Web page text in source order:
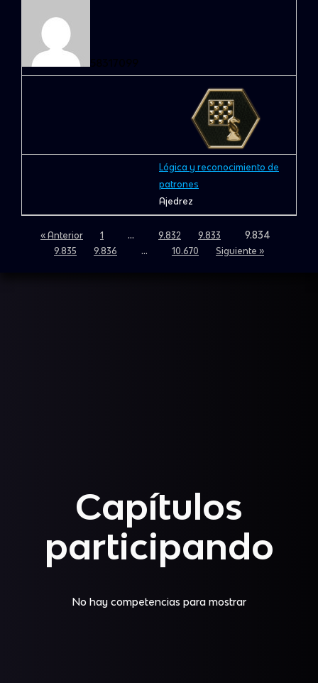
Lógica y reconocimiento de
patrones
Ajedrez
« Anterior 1 … 9.832 9.833 9.834
9.835 9.836 … 10.670 Siguiente »
Capítulos
participando
No hay competencias para mostrar